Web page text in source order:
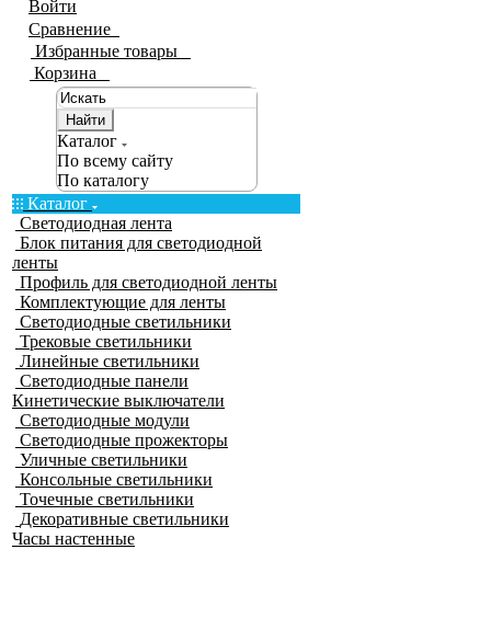
Войти
Сравнение
Избранные товары
Корзина
Найти
Каталог
По всему сайту
По каталогу
Каталог
Светодиодная лента
Блок питания для светодиодной
ленты
Профиль для светодиодной ленты
Комплектующие для ленты
Светодиодные светильники
Трековые светильники
Линейные светильники
Светодиодные панели
Кинетические выключатели
Светодиодные модули
Светодиодные прожекторы
Уличные светильники
Консольные светильники
Точечные светильники
Декоративные светильники
Часы настенные